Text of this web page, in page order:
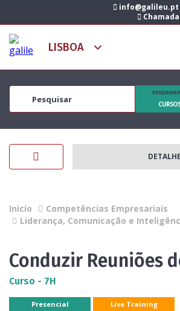
info@galileu.pt
PESQUISAR
CURSOS
Inicío
Competências Empresariais
Liderança, Comunicação e
Conduzir Reuniões
Curso - 7H
Presencial Live Training